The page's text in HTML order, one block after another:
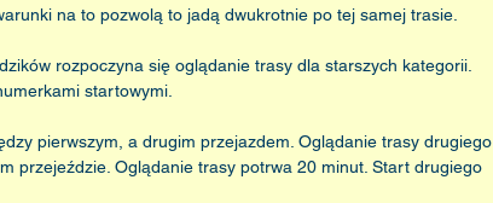
na to pozwolą to jadą dwukrotnie po tej samej trasie.
rozpoczyna się oglądanie trasy dla starszych kategorii.
startowymi.
pierwszym, a drugim przejazdem. Oglądanie trasy drugiego
przejeździe. Oglądanie trasy potrwa 20 minut. Start drugiego